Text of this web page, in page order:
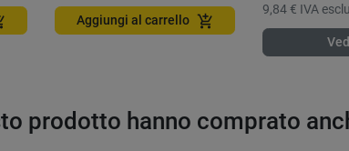
Aggiungi al carrello add_shopping_cart
9,84 € IVA
prodotto hanno comprato